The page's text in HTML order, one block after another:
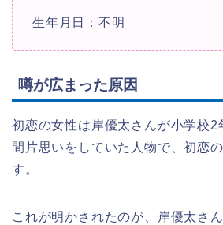
生年月日：不明
噂が広まった原因
初恋の女性は岸優太さんが小学校2
間片思いをしていた人物で、初恋
す。
これが明かされたのが、岸優太さ